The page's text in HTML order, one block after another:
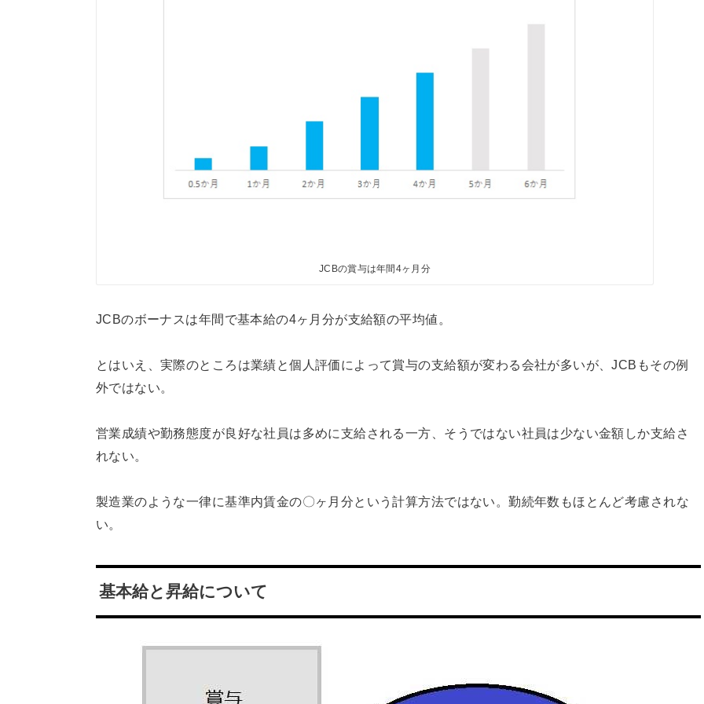
JCBの賞与は年間4ヶ月分
JCBのボーナスは年間で基本給の4ヶ月分が支給額の平均値。
とはいえ、実際のところは業績と個人評価によって賞与の支給額が変わる会社が多いが、JCBもその例
外ではない。
営業成績や勤務態度が良好な社員は多めに支給される一方、そうではない社員は少ない金額しか支給さ
れない。
製造業のような一律に基準内賃金の〇ヶ月分という計算方法ではない。勤続年数もほとんど考慮されな
い。
基本給と昇給について